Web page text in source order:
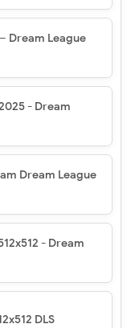
Dream League
- Dream
Dream League
- Dream
DLS